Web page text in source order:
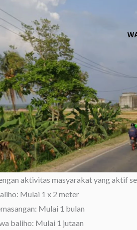
aktivitas masyarakat yang aktif
Mulai 1 x 2 meter
Mulai 1 bulan
baliho: Mulai 1 jutaan